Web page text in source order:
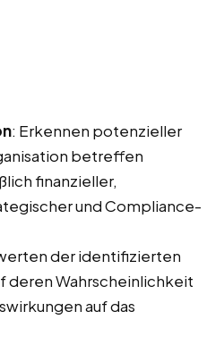
: Erkennen potenzieller
betreffen
finanzieller,
und Compliance-
der identifizierten
deren Wahrscheinlichkeit
auf das